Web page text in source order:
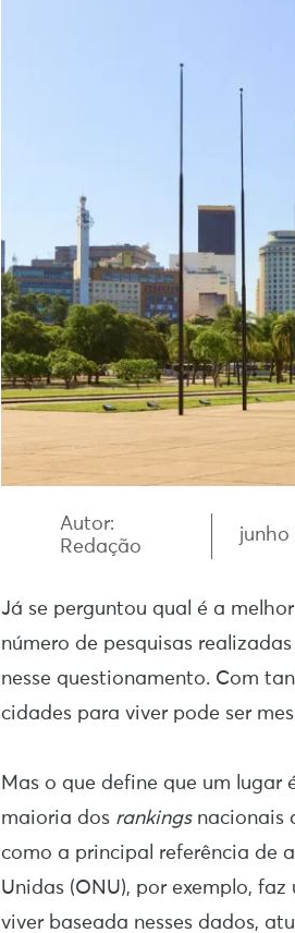
Autor:
Redação
junho
Já se perguntou qual é a
número de pesquisas
nesse questionamento. Com
cidades para viver pode ser
Mas o que define que um lugar
maioria dos rankings nacionais
como a principal referência de
Unidas (ONU), por exemplo,
viver baseada nesses dados,